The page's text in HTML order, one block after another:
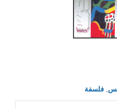
فلسفة